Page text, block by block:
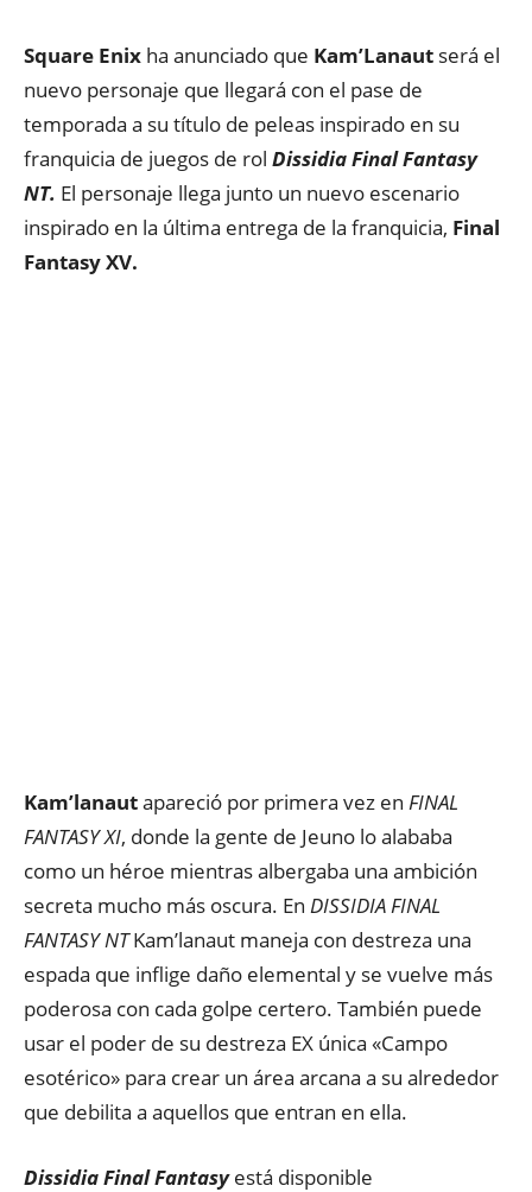
Square Enix ha anunciado que Kam’Lanaut será el
nuevo personaje que llegará con el pase de
temporada a su título de peleas inspirado en su
franquicia de juegos de rol Dissidia Final Fantasy
NT. El personaje llega junto un nuevo escenario
inspirado en la última entrega de la franquicia, Final
Fantasy XV.
Kam’lanautapareció por primera vez en FINAL
FANTASY XI, donde la gente de Jeuno lo alababa
como un héroe mientras albergaba una ambición
secreta mucho más oscura. En DISSIDIA FINAL
FANTASY NTKam’lanaut maneja con destreza una
espada que inflige daño elemental y se vuelve más
poderosa con cada golpe certero. También puede
usar el poder de su destreza EX única «Campo
esotérico» para crear un área arcana a su alrededor
que debilita a aquellos que entran en ella.
Dissidia Final Fantasyestá disponible